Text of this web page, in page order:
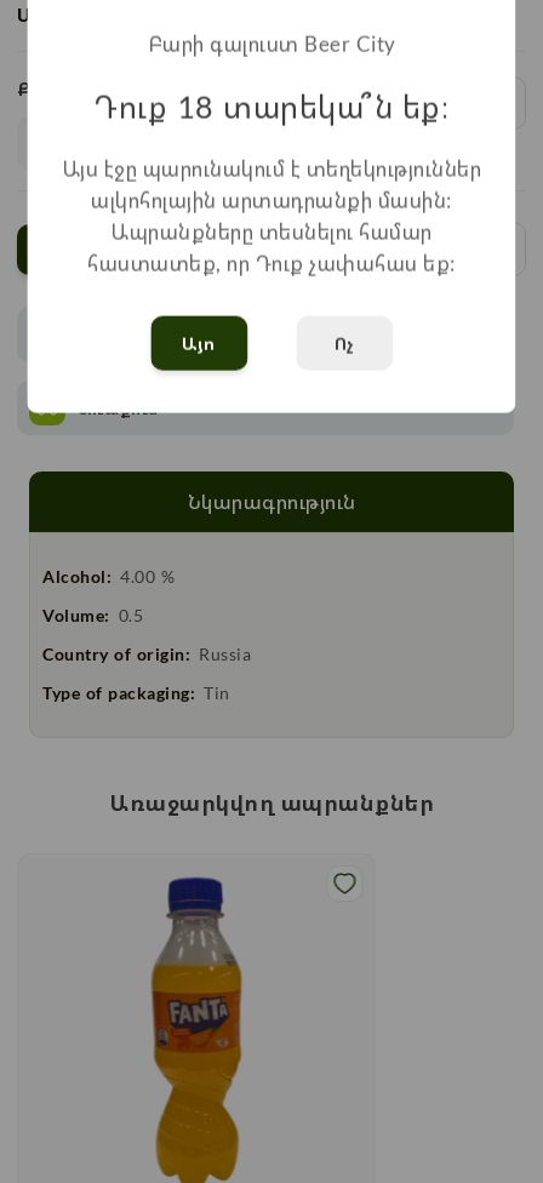
Ապրանքի ID:
Քանակ:
1x1.100=
Ավելացնել
Վճարում
Առաքում
Նկարագրություն
Alcohol: 4.00 %
Volume: 0.5
Country of origin: Russia
Type of packaging: Tin
Առաջարկվող ապրանքներ
Բարի գալուստ Beer City
Դուք 18 տարեկա՞ն եք։
Այս էջը պարունակում է տեղեկություններ
ալկոհոլային արտադրանքի մասին:
Ապրանքները տեսնելու համար
հաստատեք, որ Դուք չափահաս եք:
Այո Ոչ